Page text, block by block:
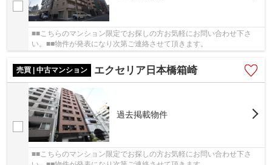
■■こちらのマンション限定でお探しの方お気軽にお問い合わせ下さ
い。■■物件が発表になり次第ご連絡させて頂きます。
売買 | 中古マンション エクセリア日本橋箱崎
過去掲載物件
■■こちらのマンション限定でお探しの方お気軽にお問い合わせ下さ